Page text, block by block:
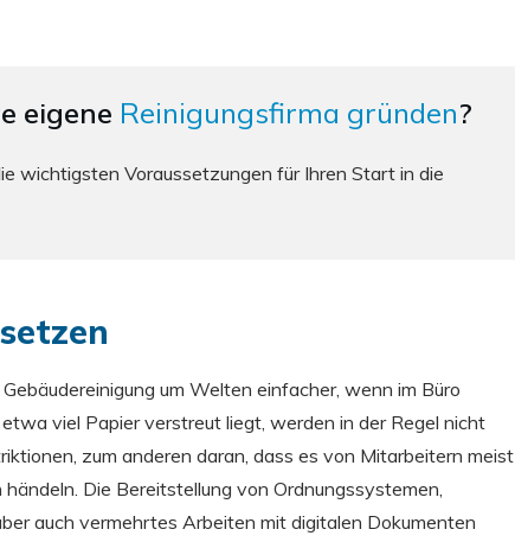
eigene Reinigungsfirma gründen?
wichtigsten Voraussetzungen für Ihren Start in die
um Welten einfacher, wenn im Büro
viel Papier verstreut liegt, werden in der Regel nicht
zum anderen daran, dass es von Mitarbeitern meist
Die Bereitstellung von Ordnungssystemen,
auch vermehrtes Arbeiten mit digitalen Dokumenten